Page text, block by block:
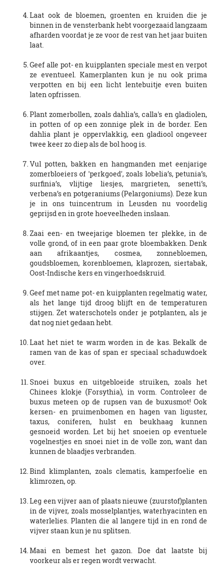
Laat ook de bloemen, groenten en kruiden die je
binnen in de vensterbank hebt voorgezaaid langzaam
afharden voordat je ze voor de rest van het jaar buiten
laat.
Geef alle pot- en kuipplanten speciale mest en verpot
ze eventueel. Kamerplanten kun je nu ook prima
verpotten en bij een licht lentebuitje even buiten
laten opfrissen.
Plant zomerbollen, zoals dahlia’s, calla's en gladiolen,
in potten of op een zonnige plek in de border. Een
dahlia plant je oppervlakkig, een gladiool ongeveer
twee keer zo diep als de bol hoog is.
Vul potten, bakken en hangmanden met eenjarige
zomerbloeiers of 'perkgoed', zoals lobelia’s, petunia’s,
surfinia’s, vlijtige liesjes, margrieten, senetti’s,
verbena’s en potgeraniums (Pelargoniums). Deze kun
je in ons tuincentrum in Leusden nu voordelig
geprijsd en in grote hoeveelheden inslaan.
Zaai een- en tweejarige bloemen ter plekke, in de
volle grond, of in een paar grote bloembakken. Denk
aan afrikaantjes, cosmea, zonnebloemen,
goudsbloemen, korenbloemen, klaprozen, siertabak,
Oost-Indische kers en vingerhoedskruid.
Geef met name pot- en kuipplanten regelmatig water,
als het lange tijd droog blijft en de temperaturen
stijgen. Zet waterschotels onder je potplanten, als je
dat nog niet gedaan hebt.
Laat het niet te warm worden in de kas. Bekalk de
ramen van de kas of span er speciaal schaduwdoek
over.
Snoei buxus en uitgebloeide struiken, zoals het
Chinees klokje (Forsythia), in vorm. Controleer de
buxus meteen op de rupsen van de buxusmot! Ook
kersen- en pruimenbomen en hagen van liguster,
taxus, coniferen, hulst en beukhaag kunnen
gesnoeid worden. Let bij het snoeien op eventuele
vogelnestjes en snoei niet in de volle zon, want dan
kunnen de blaadjes verbranden.
Bind klimplanten, zoals clematis, kamperfoelie en
klimrozen, op.
Leg een vijver aan of plaats nieuwe (zuurstof)planten
in de vijver, zoals mosselplantjes, waterhyacinten en
waterlelies. Planten die al langere tijd in en rond de
vijver staan kun je nu splitsen.
Maai en bemest het gazon. Doe dat laatste bij
voorkeur als er regen wordt verwacht.